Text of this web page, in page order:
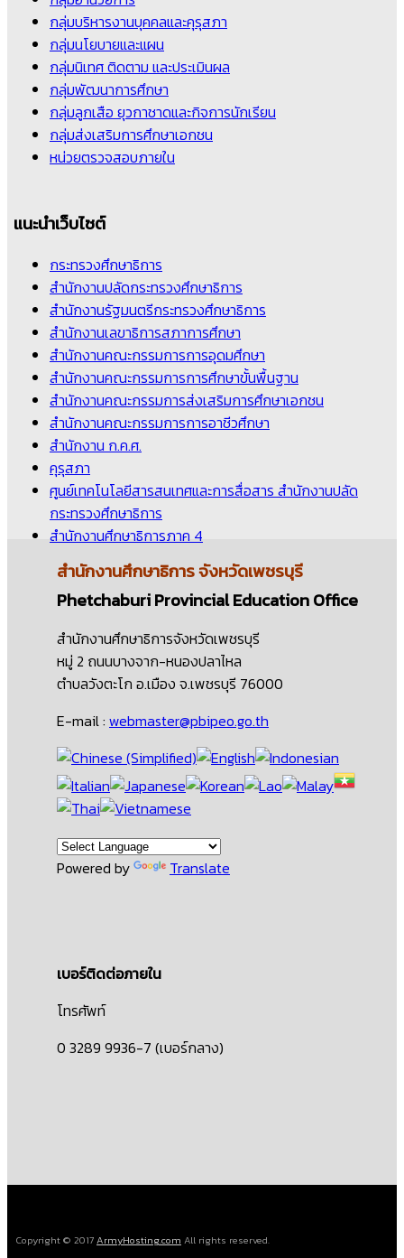
กลุ่มบริหารงานบุคคลและคุรุสภา
กลุ่มนโยบายและแผน
กลุ่มนิเทศ ติดตาม และประเมินผล
กลุ่มพัฒนาการศึกษา
กลุ่มลูกเสือ ยุวกาชาดและกิจการนักเรียน
กลุ่มส่งเสริมการศึกษาเอกชน
หน่วยตรวจสอบภายใน
แนะนำเว็บไซต์
กระทรวงศึกษาธิการ
สำนักงานปลัดกระทรวงศึกษาธิการ
สำนักงานรัฐมนตรีกระทรวงศึกษาธิการ
สำนักงานเลขาธิการสภาการศึกษา
สำนักงานคณะกรรมการการอุดมศึกษา
สำนักงานคณะกรรมการการศึกษาขั้นพื้นฐาน
สำนักงานคณะกรรมการส่งเสริมการศึกษาเอกชน
สำนักงานคณะกรรมการการอาชีวศึกษา
สำนักงาน ก.ค.ศ.
คุรุสภา
ศูนย์เทคโนโลยีสารสนเทศและการสื่อสาร สำนักงานปลัด
กระทรวงศึกษาธิการ
สำนักงานศึกษาธิการภาค 4
สำนักงานศึกษาธิการจังหวัดเพชรบุรี
Phetchaburi Provincial Education Office
สำนักงานศึกษาธิการจังหวัดเพชรบุรี
หมู่ 2 ถนนบางจาก-หนองปลาไหล
ตำบลวังตะโก อ.เมือง จ.เพชรบุรี 76000
E-mail : webmaster@pbipeo.go.th
Powered by Translate
เบอร์ติดต่อภายใน
โทรศัพท์
0 3289 9936-7 (เบอร์กลาง)
Copyright © 2017ArmyHosting.com All rights reserved.